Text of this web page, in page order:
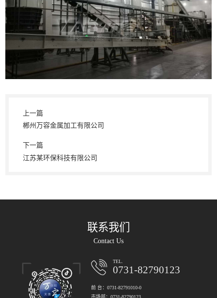
上一篇
郴州万容金属加工有限公司
下一篇
江苏某环保科技有限公司
联系我们
Contact Us
TEL.
0731-82790123
前 台：0731-82791010-0
市场部：0731-82790123